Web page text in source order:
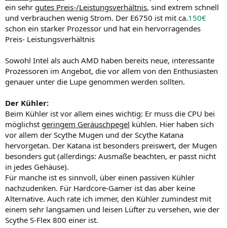
ein sehr gutes Preis-/Leistungsverhältnis, sind extrem schnell
und verbrauchen wenig Strom. Der E6750 ist mit ca.150€
schon ein starker Prozessor und hat ein hervorragendes
Preis- Leistungsverhältnis
Sowohl Intel als auch AMD haben bereits neue, interessante
Prozessoren im Angebot, die vor allem von den Enthusiasten
genauer unter die Lupe genommen werden sollten.
Der Kühler:
Beim Kühler ist vor allem eines wichtig: Er muss die CPU bei
möglichst geringem Geräuschpegel kühlen. Hier haben sich
vor allem der Scythe Mugen und der Scythe Katana
hervorgetan. Der Katana ist besonders preiswert, der Mugen
besonders gut (allerdings: Ausmaße beachten, er passt nicht
in jedes Gehäuse).
Für manche ist es sinnvoll, über einen passiven Kühler
nachzudenken. Für Hardcore-Gamer ist das aber keine
Alternative. Auch rate ich immer, den Kühler zumindest mit
einem sehr langsamen und leisen Lüfter zu versehen, wie der
Scythe S-Flex 800 einer ist.